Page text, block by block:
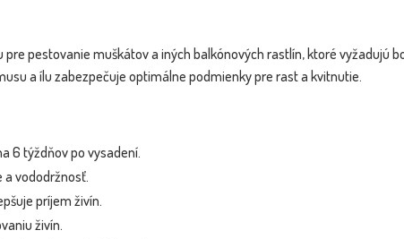
pestovanie muškátov a iných balkónových rastlín, ktoré vyžadujú
a ílu zabezpečuje optimálne podmienky pre rast a kvitnutie.
6 týždňov po vysadení.
a vododržnosť.
príjem živín.
živín.